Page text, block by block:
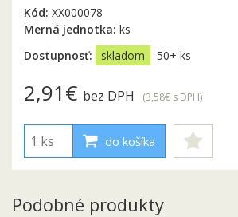
Kód: XX000078
Merná jednotka: ks
Dostupnosť:
skladom 50+ ks
2,91€ bez DPH (3,58€ s DPH)
do košíka
Podobné produkty